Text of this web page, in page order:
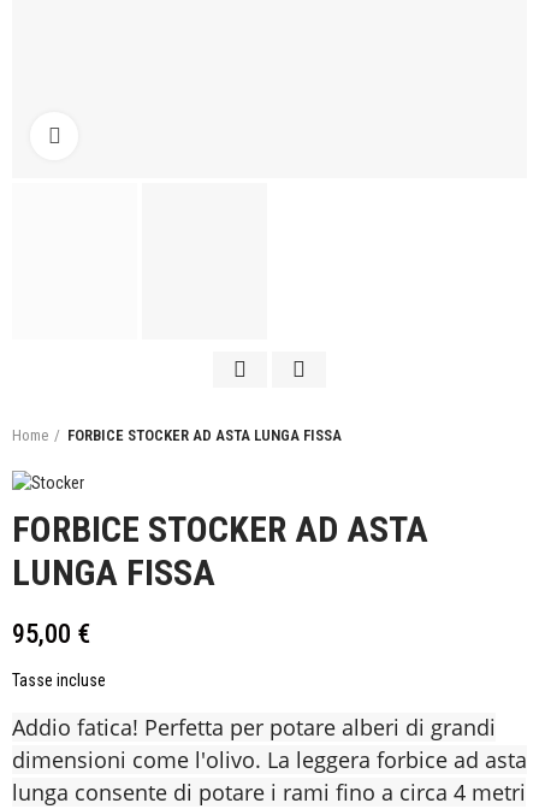
Home FORBICE STOCKER AD ASTA LUNGA FISSA
FORBICE STOCKER AD ASTA
LUNGA FISSA
95,00 €
Tasse incluse
Addio fatica! Perfetta per potare alberi di grandi
dimensioni come l'olivo. La leggera forbice ad asta
lunga consente di potare i rami fino a circa 4 metri